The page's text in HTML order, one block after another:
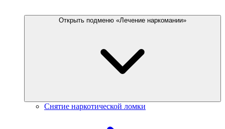
Открыть подменю «Лечение наркомании»
Снятие наркотической ломки